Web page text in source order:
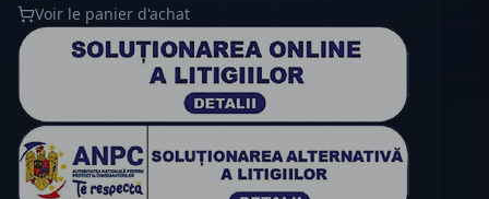
Voir le panier d'achat